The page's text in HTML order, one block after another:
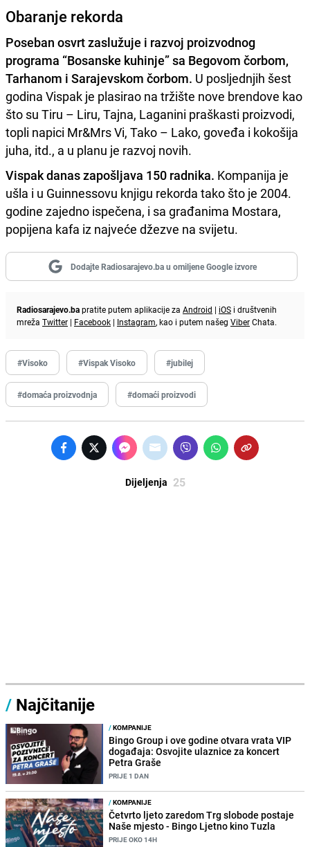
Obaranje rekorda
Poseban osvrt zaslužuje i razvoj proizvodnog
programa “Bosanske kuhinje” sa Begovom čorbom,
Tarhanom i Sarajevskom čorbom. U posljednjih šest
godina Vispak je plasirao na tržište nove brendove kao
što su Tiru – Liru, Tajna, Laganini praškasti proizvodi,
topli napici Mr&Mrs Vi, Tako – Lako, goveđa i kokošija
juha, itd., a u planu je razvoj novih.
Vispak danas zapošljava 150 radnika. Kompanija je
ušla i u Guinnessovu knjigu rekorda tako što je 2004.
godine zajedno ispečena, i sa građanima Mostara,
popijena kafa iz najveće džezve na svijetu.
Dodajte Radiosarajevo.ba u omiljene Google izvore
Radiosarajevo.bapratite putem aplikacije za Android | iOS i društvenih
mreža Twitter | Facebook | Instagram, kao i putem našeg ViberChata.
#Visoko #Vispak Visoko #jubilej
#domaća proizvodnja #domaći proizvodi
Dijeljenja 25
/ Najčitanije
/KOMPANIJE
Bingo Group i ove godine otvara vrata VIP
događaja: Osvojite ulaznice za koncert
Petra Graše
PRIJE 1 DAN
/KOMPANIJE
Četvrto ljeto zaredom Trg slobode postaje
Naše mjesto - Bingo Ljetno kino Tuzla
PRIJE OKO 14H